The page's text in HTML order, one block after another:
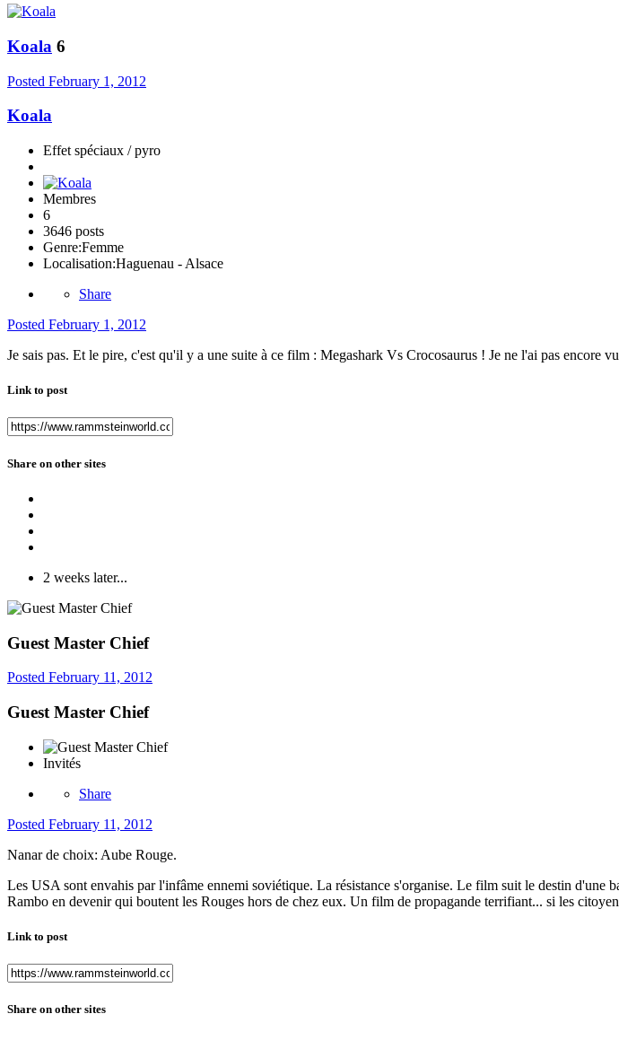
Koala 6
Posted February 1, 2012
Koala
Effet spéciaux / pyro
Membres
6
3646 posts
Genre:Femme
Localisation:Haguenau - Alsace
Share
Posted February 1, 2012
Je sais pas. Et le pire, c'est qu'il y a une suite à ce film : Megashark Vs Crocosaurus ! Je ne l'ai pas encore
Link to post
Share on other sites
2 weeks later...
Guest Master Chief
Posted February 11, 2012
Guest Master Chief
Invités
Share
Posted February 11, 2012
Nanar de choix: Aube Rouge.
Les USA sont envahis par l'infâme ennemi soviétique. La résistance s'organise. Le film suit le destin d'une
Rambo en devenir qui boutent les Rouges hors de chez eux. Un film de propagande terrifiant... si les
Link to post
Share on other sites